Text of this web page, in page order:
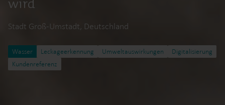
wird
Stadt Groß-Umstadt, Deutschland
Wasser Leckageerkennung Umweltauswirkungen
Digitalisierung
Kundenreferenz